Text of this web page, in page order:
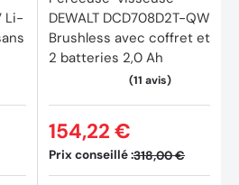
Enceinte DMR202B
batterie 18V / 3,0 Ah : 14 h
18V / 4,0 Ah : 20 h
Li-
DEWALT DCD708D2T-QW
Brushless avec coffret et
2 batteries 2,0 Ah
Prix conseillé :318,00 €
154,22 €